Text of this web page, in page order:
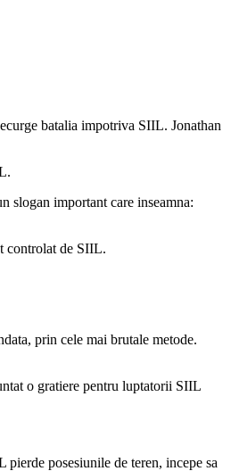
batalia impotriva SIIL. Jonathan
slogan important care inseamna:
controlat de SIIL.
prin cele mai brutale metode.
o gratiere pentru luptatorii SIIL
posesiunile de teren, incepe sa